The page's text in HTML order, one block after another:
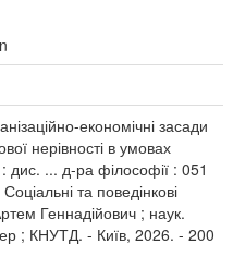
економічні засади
нерівності в умовах
: дис. ... д-ра філософії : 051
та поведінкові
Геннадійович ; наук.
; КНУТД. - Київ, 2026. - 200